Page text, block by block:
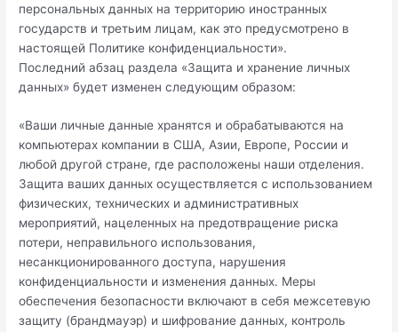
персональных данных на территорию иностранных
государств и третьим лицам, как это предусмотрено в
настоящей Политике конфиденциальности».
Последний абзац раздела «Защита и хранение личных
данных» будет изменен следующим образом:
«Ваши личные данные хранятся и обрабатываются на
компьютерах компании в США, Азии, Европе, России и
любой другой стране, где расположены наши отделения.
Защита ваших данных осуществляется с использованием
физических, технических и административных
мероприятий, нацеленных на предотвращение риска
потери, неправильного использования,
несанкционированного доступа, нарушения
конфиденциальности и изменения данных. Меры
обеспечения безопасности включают в себя межсетевую
защиту (брандмауэр) и шифрование данных, контроль